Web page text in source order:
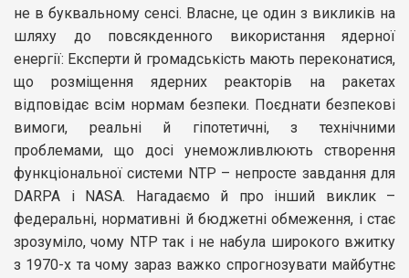
не в буквальному сенсі. Власне, це один з викликів на
шляху до повсякденного використання ядерної
енергії: Експерти й громадськість мають переконатися,
що розміщення ядерних реакторів на ракетах
відповідає всім нормам безпеки. Поєднати безпекові
вимоги, реальні й гіпотетичні, з технічними
проблемами, що досі унеможливлюють створення
функціональної системи NTP – непросте завдання для
DARPA і NASA. Нагадаємо й про інший виклик –
федеральні, нормативні й бюджетні обмеження, і стає
зрозуміло, чому NTP так і не набула широкого вжитку
з 1970-х та чому зараз важко спрогнозувати майбутнє